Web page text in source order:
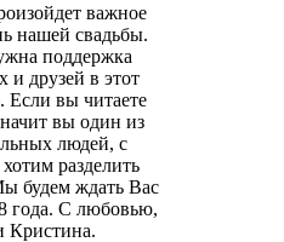
важное
нашей свадьбы.
поддержка
друзей в этот
Если вы читаете
вы один из
людей, с
разделить
будем ждать Вас
года. С любовью,
Кристина.